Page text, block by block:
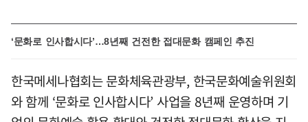
‘문화로 인사합시다’…8년째 건전한 접대문화 캠페인 추진
한국메세나협회는 문화체육관광부, 한국문화예술위원회
와 함께 ‘문화로 인사합시다’ 사업을 8년째 운영하며 기